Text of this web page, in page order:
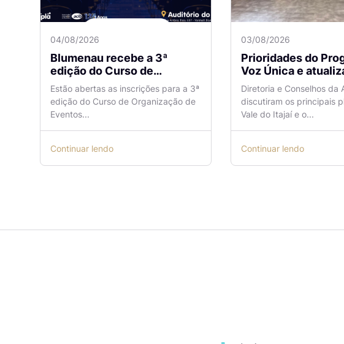
04/08/2026
Blumenau recebe a 3ª
edição do Curso de
Organização de Eventos
Lilian Ribeiro
Estão abertas as inscrições para a 3ª
edição do Curso de Organização de
Eventos...
Continuar lendo
03/08/2026
Prioridades do
Voz Única e
sobre o Aeroporto
Navegantes são
reunião na ACIB
Diretoria e Conselhos da
discutiram os principais
Vale do Itajaí e o...
Continuar lendo